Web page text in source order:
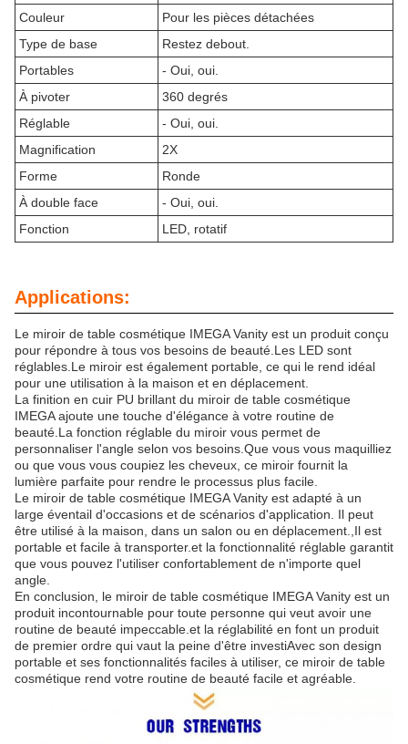
Couleur
Pour les pièces détachées
Type de base
Restez debout.
Portables
- Oui, oui.
À pivoter
360 degrés
Réglable
- Oui, oui.
Magnification
2X
Forme
Ronde
À double face
- Oui, oui.
Fonction
LED, rotatif
Applications:
Le miroir de table cosmétique IMEGA Vanity est un produit conçu
pour répondre à tous vos besoins de beauté.Les LED sont
réglables.Le miroir est également portable, ce qui le rend idéal
pour une utilisation à la maison et en déplacement.
La finition en cuir PU brillant du miroir de table cosmétique
IMEGA ajoute une touche d'élégance à votre routine de
beauté.La fonction réglable du miroir vous permet de
personnaliser l'angle selon vos besoins.Que vous vous maquilliez
ou que vous vous coupiez les cheveux, ce miroir fournit la
lumière parfaite pour rendre le processus plus facile.
Le miroir de table cosmétique IMEGA Vanity est adapté à un
large éventail d'occasions et de scénarios d'application. Il peut
être utilisé à la maison, dans un salon ou en déplacement.,Il est
portable et facile à transporter.et la fonctionnalité réglable garantit
que vous pouvez l'utiliser confortablement de n'importe quel
angle.
En conclusion, le miroir de table cosmétique IMEGA Vanity est un
produit incontournable pour toute personne qui veut avoir une
routine de beauté impeccable.et la réglabilité en font un produit
de premier ordre qui vaut la peine d'être investiAvec son design
portable et ses fonctionnalités faciles à utiliser, ce miroir de table
cosmétique rend votre routine de beauté facile et agréable.